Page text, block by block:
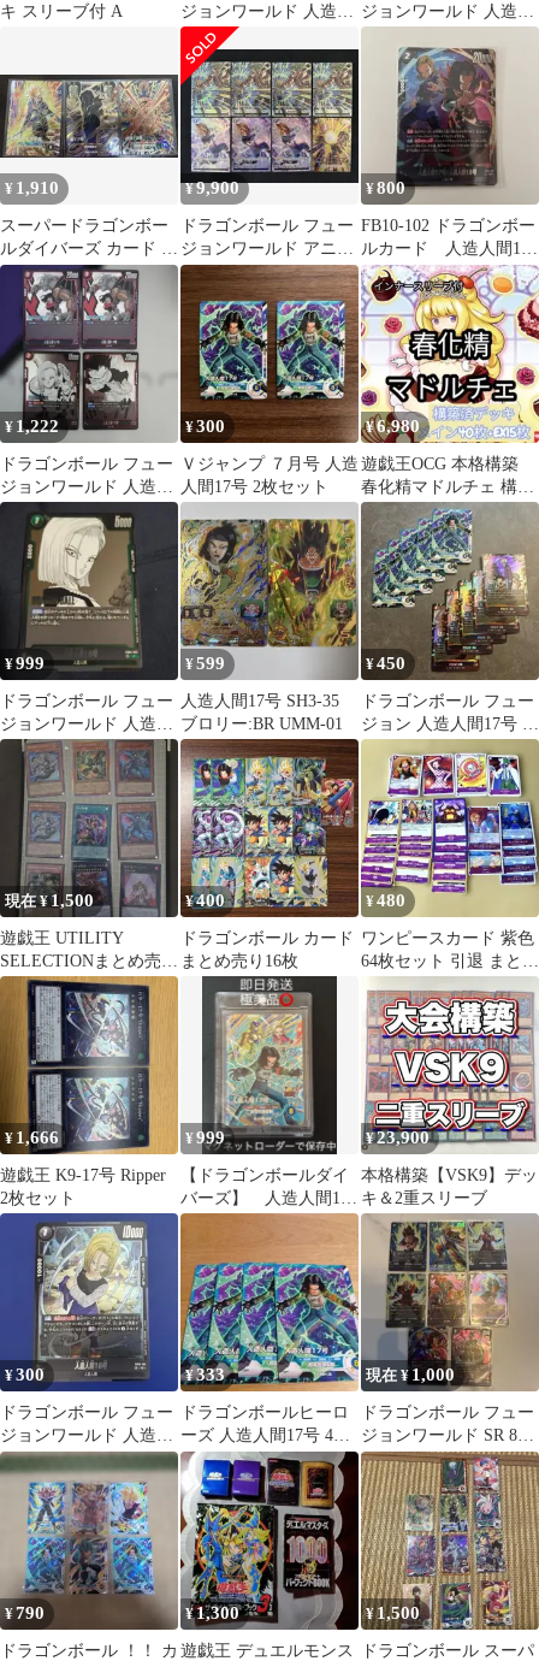
キ スリーブ付 A
ジョンワールド 人造人
間17号/18号 SR
ジョンワールド 人造人
間17号/18号 SR
¥ 1,910
スーパードラゴンボー
ルダイバーズ カード 3
枚セット
¥9,900
ドラゴンボール フュー
ジョンワールド アニバ
ーサリー パラレル まと
め売り 絶版
¥800
FB10-102 ドラゴンボー
ルカード 人造人間17
号 人造人間18号
¥ 1,222
ドラゴンボール フュー
ジョンワールド 人造人
間 4枚セット
¥300
Ｖジャンプ ７月号 人造
人間17号 2枚セット
¥6,980
遊戯王OCG 本格構築
春化精マドルチェ 構築
済みデッキ
¥999
ドラゴンボール フュー
ジョンワールド 人造人
間18号 FB04-057
¥599
人造人間17号 SH3-35
ブロリー:BR UMM-01
¥450
ドラゴンボール フュー
ジョン 人造人間17号 グ
ロリオ：DA 各5枚セッ
現在 ¥1,500
遊戯王 UTILITY
SELECTIONまとめ売り
9枚セット
¥400
ドラゴンボール カード
まとめ売り16枚
¥480
ワンピースカード 紫色
64枚セット 引退 まとめ
ンジ
¥ 1,666
遊戯王 K9-17号 Ripper
2枚セット
¥999
【ドラゴンボールダイ
バーズ】 人造人間17
号 CP SDVP-029 宝箱
¥23,900
本格構築【VSK9】デッ
キ＆2重スリーブ
¥300
ドラゴンボール フュー
ジョンワールド 人造人
間18号
¥333
ドラゴンボールヒーロ
ーズ 人造人間17号 4枚
セット
現在 ¥ 1,000
ドラゴンボール フュー
ジョンワールド SR 8枚
セット
¥790
ドラゴンボール ！！ カ
¥1,300
遊戯王 デュエルモンス
¥ 1,500
ドラゴンボール スーパ